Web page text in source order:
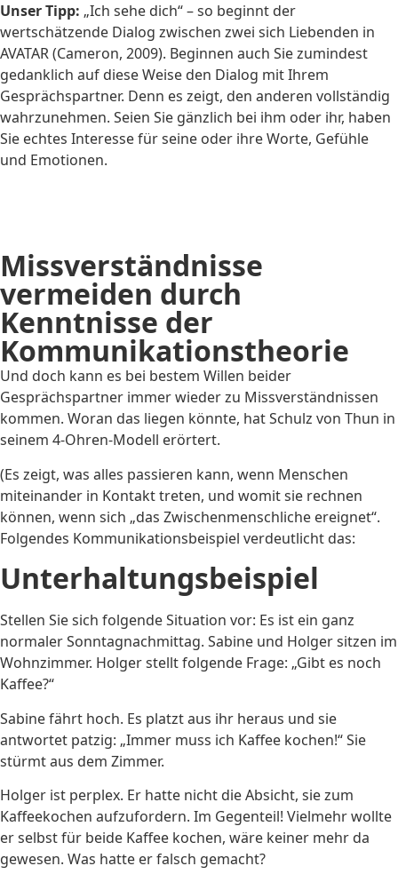
Unser Tipp: „Ich sehe dich“ – so beginnt der
wertschätzende Dialog zwischen zwei sich Liebenden in
AVATAR (Cameron, 2009). Beginnen auch Sie zumindest
gedanklich auf diese Weise den Dialog mit Ihrem
Gesprächspartner. Denn es zeigt, den anderen vollständig
wahrzunehmen. Seien Sie gänzlich bei ihm oder ihr, haben
Sie echtes Interesse für seine oder ihre Worte, Gefühle
und Emotionen.
Missverständnisse
vermeiden durch
Kenntnisse der
Kommunikationstheorie
Und doch kann es bei bestem Willen beider
Gesprächspartner immer wieder zu Missverständnissen
kommen. Woran das liegen könnte, hat Schulz von Thun in
seinem 4-Ohren-Modell erörtert.
(Es zeigt, was alles passieren kann, wenn Menschen
miteinander in Kontakt treten, und womit sie rechnen
können, wenn sich „das Zwischenmenschliche ereignet“.
Folgendes Kommunikationsbeispiel verdeutlicht das:
Unterhaltungsbeispiel
Stellen Sie sich folgende Situation vor: Es ist ein ganz
normaler Sonntagnachmittag. Sabine und Holger sitzen im
Wohnzimmer. Holger stellt folgende Frage: „Gibt es noch
Kaffee?“
Sabine fährt hoch. Es platzt aus ihr heraus und sie
antwortet patzig: „Immer muss ich Kaffee kochen!“ Sie
stürmt aus dem Zimmer.
Holger ist perplex. Er hatte nicht die Absicht, sie zum
Kaffeekochen aufzufordern. Im Gegenteil! Vielmehr wollte
er selbst für beide Kaffee kochen, wäre keiner mehr da
gewesen. Was hatte er falsch gemacht?